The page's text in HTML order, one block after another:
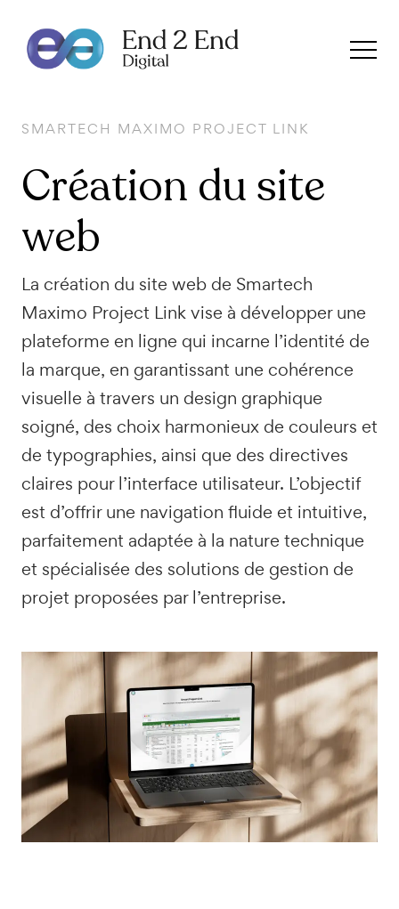
SMARTECH MAXIMO PROJECT LINK
Création du site
web
La création du site web de Smartech
Maximo Project Link vise à développer une
plateforme en ligne qui incarne l’identité de
la marque, en garantissant une cohérence
visuelle à travers un design graphique
soigné, des choix harmonieux de couleurs et
de typographies, ainsi que des directives
claires pour l’interface utilisateur. L’objectif
est d’offrir une navigation fluide et intuitive,
parfaitement adaptée à la nature technique
et spécialisée des solutions de gestion de
projet proposées par l’entreprise.